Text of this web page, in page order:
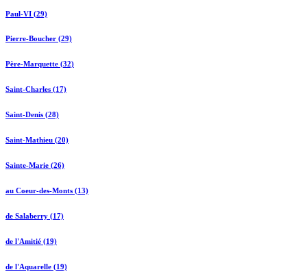
Paul-VI (29)
Pierre-Boucher (29)
Père-Marquette (32)
Saint-Charles (17)
Saint-Denis (28)
Saint-Mathieu (20)
Sainte-Marie (26)
au Coeur-des-Monts (13)
de Salaberry (17)
de l'Amitié (19)
de l'Aquarelle (19)